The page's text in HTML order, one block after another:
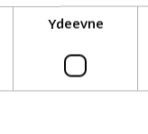
Ydeevne